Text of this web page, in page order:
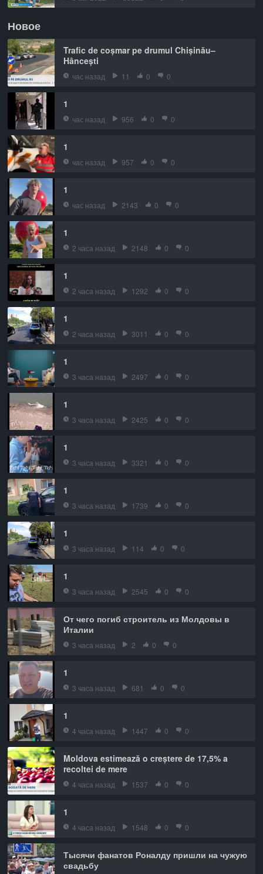
Новое
Trafic de coșmar pe drumul Chișinău–
Hâncești
час назад 11 0 0
1
час назад 956 0 0
1
час назад 957 0 0
1
час назад 2143 0 0
1
2 часа назад 2148 0 0
1
2 часа назад 1292 0 0
1
2 часа назад 3011 0 0
1
3 часа назад 2497 0 0
1
3 часа назад 2425 0 0
1
3 часа назад 3321 0 0
1
3 часа назад 1739 0 0
1
3 часа назад 114 0 0
1
3 часа назад 2545 0 0
От чего погиб строитель из Молдовы в
Италии
3 часа назад 2 0 0
1
3 часа назад 681 0 0
1
4 часа назад 1447 0 0
Moldova estimează o creștere de 17,5% a
recoltei de mere
4 часа назад 1537 0 0
1
4 часа назад 1548 0 0
Тысячи фанатов Роналду пришли на чужую
свадьбу